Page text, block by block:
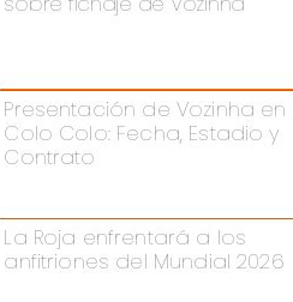
Presentación de Vozinha en
Colo Colo: Fecha, Estadio y
Contrato
La Roja enfrentará a los
anfitriones del Mundial 2026